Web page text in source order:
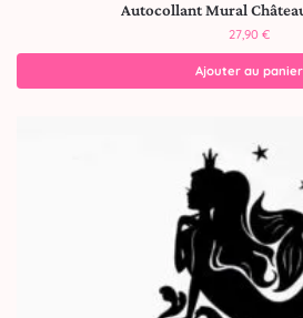
Autocollant Mural
27,90 €
Ajouter au panier